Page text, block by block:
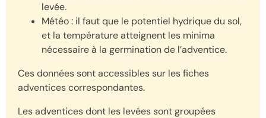
levée.
Météo : il faut que le potentiel hydrique du sol,
et la température atteignent les minima
nécessaire à la germination de l’adventice.
Ces données sont accessibles sur les fiches
adventices correspondantes.
Les adventices dont les levées sont groupées